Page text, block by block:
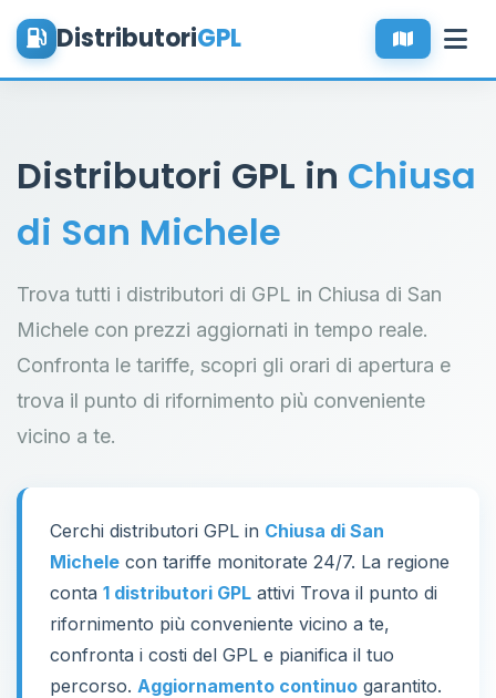
DistributoriGPL
Distributori GPL in Chiusa
di San Michele
Trova tutti i distributori di GPL in Chiusa di San
Michele con prezzi aggiornati in tempo reale.
Confronta le tariffe, scopri gli orari di apertura e
trova il punto di rifornimento più conveniente
vicino a te.
Cerchi distributori GPL in Chiusa di San
Michele con tariffe monitorate 24/7. La regione
conta 1 distributori GPL attivi Trova il punto di
rifornimento più conveniente vicino a te,
confronta i costi del GPL e pianifica il tuo
percorso. Aggiornamento continuo garantito.